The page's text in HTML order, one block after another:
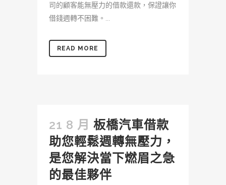
司的顧客能無壓力的借款還款，保證讓你
借錢週轉不困難。...
READ MORE
21 8 月 板橋汽車借款
助您輕鬆週轉無壓力，
是您解決當下燃眉之急
的最佳夥伴